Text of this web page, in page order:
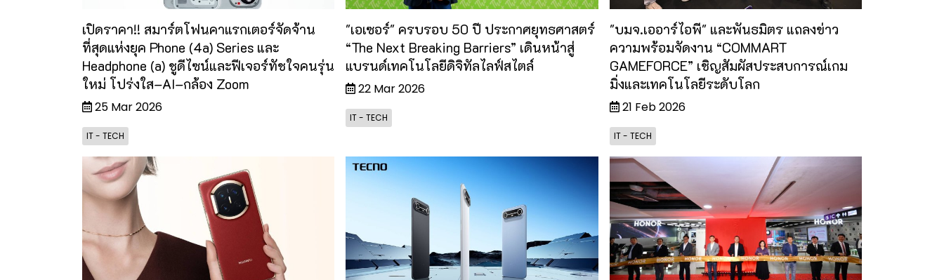
เปิดราคา!! สมาร์ตโฟนคาแรกเตอร์จัดจ้าน
ที่สุดแห่งยุค Phone (4a) Series และ
Headphone (a) ชูดีไซน์และฟีเจอร์ทัชใจคนรุ่น
ใหม่ โปร่งใส–AI–กล้อง Zoom
25 Mar 2026
IT - TECH
"เอเซอร์" ครบรอบ 50 ปี ประกาศยุทธศาสตร์
“The Next Breaking Barriers” เดินหน้าสู่
แบรนด์เทคโนโลยีดิจิทัลไลฟ์สไตล์
22 Mar 2026
IT - TECH
"บมจ.เออาร์ไอพี" และพันธมิตร แถลงข่าว
ความพร้อมจัดงาน “COMMART
GAMEFORCE” เชิญสัมผัสประสบการณ์เกม
มิ่งและเทคโนโลยีระดับโลก
21 Feb 2026
IT - TECH